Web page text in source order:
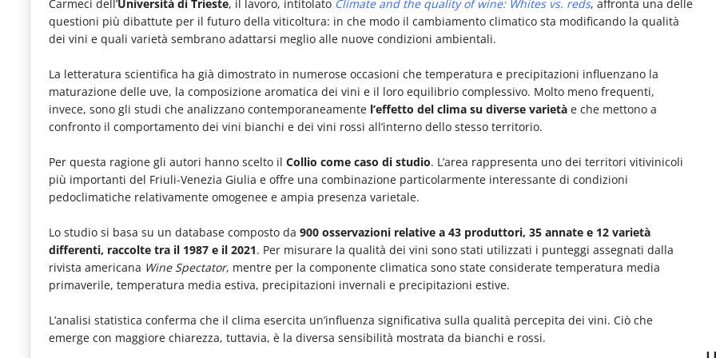
le
novità
del
comparto
Horeca.
Carmeci dell’Università di Trieste, il lavoro, intitolato Climate and the quality of wine: Whites vs. reds, affronta una delle
questioni più dibattute per il futuro della viticoltura: in che modo il cambiamento climatico sta modificando la qualità
dei vini e quali varietà sembrano adattarsi meglio alle nuove condizioni ambientali.
La letteratura scientifica ha già dimostrato in numerose occasioni che temperatura e precipitazioni influenzano la
maturazione delle uve, la composizione aromatica dei vini e il loro equilibrio complessivo. Molto meno frequenti,
invece, sono gli studi che analizzano contemporaneamente l’effetto del clima su diverse varietà e che mettono a
confronto il comportamento dei vini bianchi e dei vini rossi all’interno dello stesso territorio.
Per questa ragione gli autori hanno scelto il Collio come caso di studio. L’area rappresenta uno dei territori vitivinicoli
più importanti del Friuli-Venezia Giulia e offre una combinazione particolarmente interessante di condizioni
pedoclimatiche relativamente omogenee e ampia presenza varietale.
Lo studio si basa su un database composto da 900 osservazioni relative a 43 produttori, 35 annate e 12 varietà
differenti, raccolte tra il 1987 e il 2021. Per misurare la qualità dei vini sono stati utilizzati i punteggi assegnati dalla
rivista americana Wine Spectator, mentre per la componente climatica sono state considerate temperatura media
primaverile, temperatura media estiva, precipitazioni invernali e precipitazioni estive.
L’analisi statistica conferma che il clima esercita un’influenza significativa sulla qualità percepita dei vini. Ciò che
emerge con maggiore chiarezza, tuttavia, è la diversa sensibilità mostrata da bianchi e rossi.